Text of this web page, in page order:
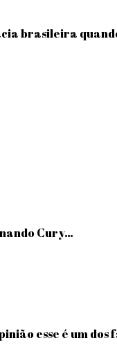
brasileira
Cury…
esse é um